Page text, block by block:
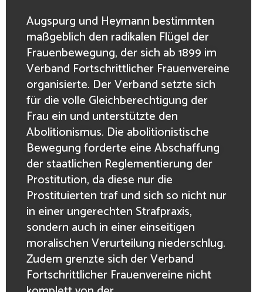
Augspurg und Heymann bestimmten
maßgeblich den radikalen Flügel der
Frauenbewegung, der sich ab 1899 im
Verband Fortschrittlicher Frauenvereine
organisierte. Der Verband setzte sich
für die volle Gleichberechtigung der
Frau ein und unterstützte den
Abolitionismus. Die abolitionistische
Bewegung forderte eine Abschaffung
der staatlichen Reglementierung der
Prostitution, da diese nur die
Prostituierten traf und sich so nicht nur
in einer ungerechten Strafpraxis,
sondern auch in einer einseitigen
moralischen Verurteilung niederschlug.
Zudem grenzte sich der Verband
Fortschrittlicher Frauenvereine nicht